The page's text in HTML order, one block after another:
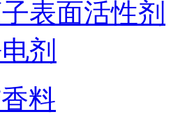
表面活性剂
剂
料